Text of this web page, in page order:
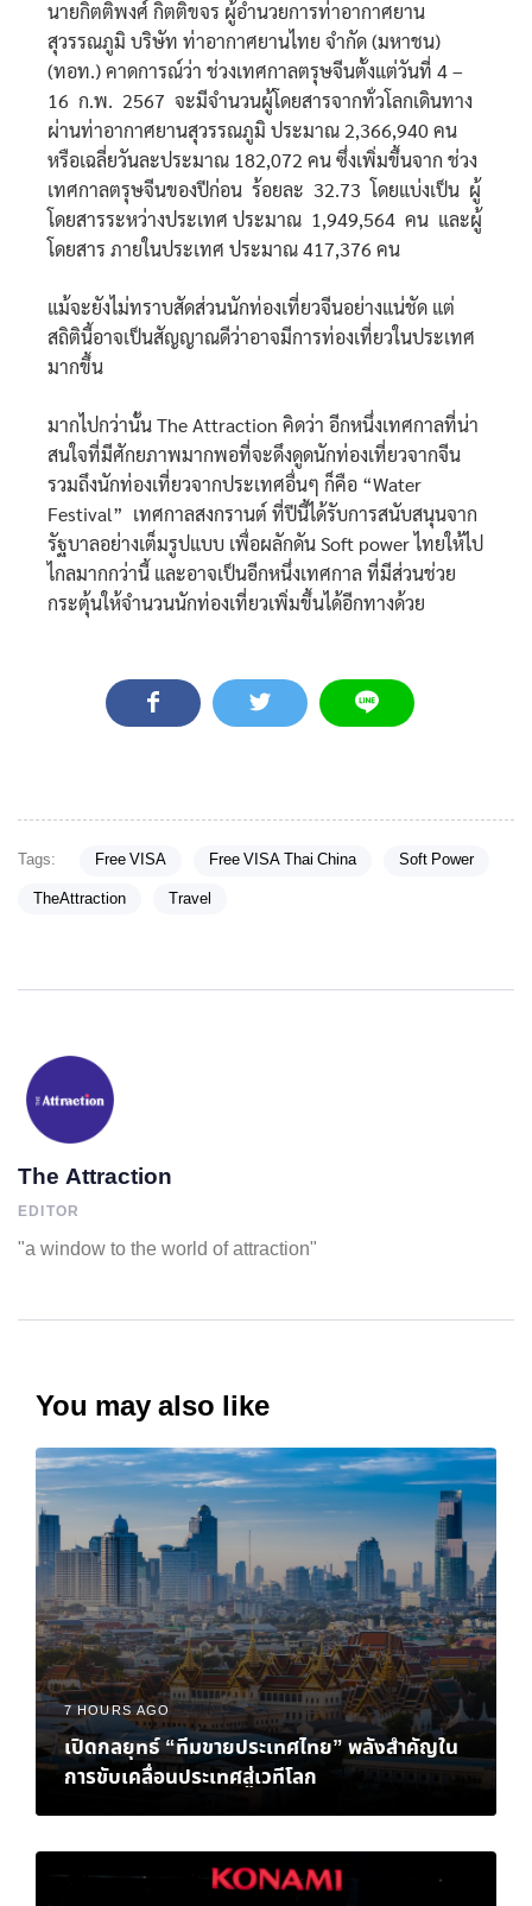
นายกิตติพงศ์ กิตติขจร ผู้อำนวยการท่าอากาศยาน
สุวรรณภูมิ บริษัท ท่าอากาศยานไทย จำกัด (มหาชน)
(ทอท.) คาดการณ์ว่า ช่วงเทศกาลตรุษจีนตั้งแต่วันที่ 4 –
16 ก.พ. 2567 จะมีจำนวนผู้โดยสารจากทั่วโลกเดินทาง
ผ่านท่าอากาศยานสุวรรณภูมิ ประมาณ 2,366,940 คน
หรือเฉลี่ยวันละประมาณ 182,072 คน ซึ่งเพิ่มขึ้นจาก ช่วง
เทศกาลตรุษจีนของปีก่อน ร้อยละ 32.73 โดยแบ่งเป็น ผู้
โดยสารระหว่างประเทศ ประมาณ 1,949,564 คน และผู้
โดยสาร ภายในประเทศ ประมาณ 417,376 คน
แม้จะยังไม่ทราบสัดส่วนนักท่องเที่ยวจีนอย่างแน่ชัด แต่
สถิตินี้อาจเป็นสัญญาณดีว่าอาจมีการท่องเที่ยวในประเทศ
มากขึ้น
มากไปกว่านั้น The Attraction คิดว่า อีกหนึ่งเทศกาลที่น่า
สนใจที่มีศักยภาพมากพอที่จะดึงดูดนักท่องเที่ยวจากจีน
รวมถึงนักท่องเที่ยวจากประเทศอื่นๆ ก็คือ “Water
Festival” เทศกาลสงกรานต์ ที่ปีนี้ได้รับการสนับสนุนจาก
รัฐบาลอย่างเต็มรูปแบบ เพื่อผลักดัน Soft power ไทยให้ไป
ไกลมากกว่านี้ และอาจเป็นอีกหนึ่งเทศกาล ที่มีส่วนช่วย
กระตุ้นให้จำนวนนักท่องเที่ยวเพิ่มขึ้นได้อีกทางด้วย
Tags: Free VISA Free VISA Thai China
Soft Power
TheAttraction
Travel
The Attraction
EDITOR
"a window to the world of attraction"
You may also like
7 HOURS AGO
เปิดกลยุทธ์ “ทีมขายประเทศไทย” พลังสำคัญใน
การขับเคลื่อนประเทศสู่เวทีโลก